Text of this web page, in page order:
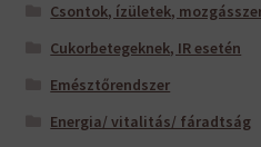
Csontok, ízületek,
Cukorbetegeknek, IR esetén
Emésztőrendszer
Energia/ vitalitás/ fáradtság